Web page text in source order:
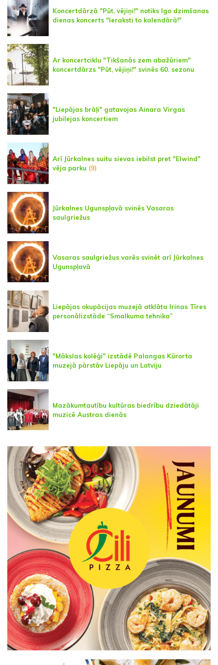
Koncertdārzā "Pūt, vējiņi!" notiks Igo dzimšanas
dienas koncerts "Ieraksti to kalendārā!"
Ar koncertciklu "Tikšanās zem abažūriem"
koncertdārzs "Pūt, vējiņi!" svinēs 60. sezonu
"Liepājas brāļi" gatavojas Ainara Virgas
jubilejas koncertiem
Arī Jūrkalnes suitu sievas iebilst pret "Elwind"
vēja parku (9)
Jūrkalnes Ugunspļavā svinēs Vasaras
saulgriežus
Vasaras saulgriežus varēs svinēt arī Jūrkalnes
Ugunspļavā
Liepājas okupācijas muzejā atklāta Irinas Tīres
personālizstāde “Smalkuma tehnika”
"Mākslas kolēģi" izstādē Palangas Kūrorta
muzejā pārstāv Liepāju un Latviju
Mazākumtautību kultūras biedrību dziedātāji
muzicē Austras dienās